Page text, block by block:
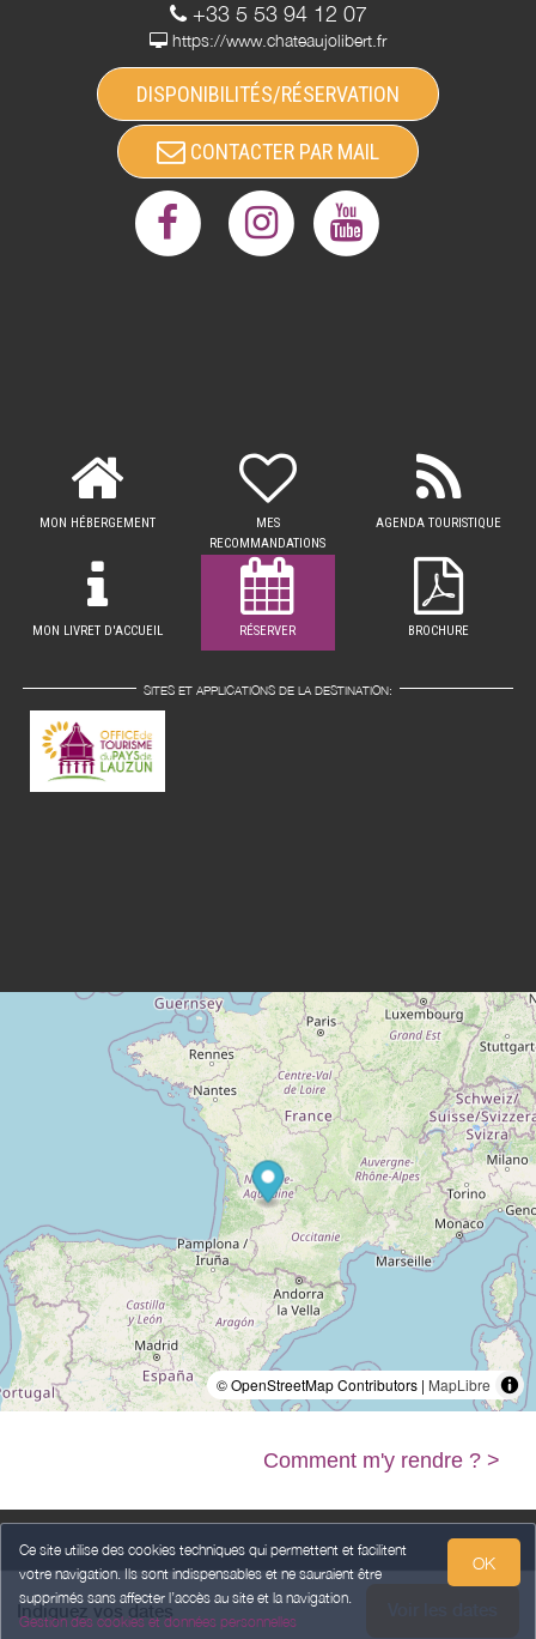
Ce site utilise des cookies techniques qui permettent et facilitent
votre navigation. Ils sont indispensables et ne sauraient être
supprimés sans affecter l’accès au site et la navigation.
Gestion des cookies et données personnelles
OK
+33 5 53 94 12 07
https://www.chateaujolibert.fr
DISPONIBILITÉS/RÉSERVATION
CONTACTER PAR MAIL
MON HÉBERGEMENT
MES
RECOMMANDATIONS
AGENDA TOURISTIQUE
MON LIVRET D'ACCUEIL RÉSERVER BROCHURE
SITES ET APPLICATIONS DE LA DESTINATION:
© OpenStreetMap Contributors | MapLibre
Comment m'y rendre ? >
Mentions légales
Données Personnelles
Conditions Générales de Vente
Propulsé par weebnb ,services destinés
Indiquez vos dates